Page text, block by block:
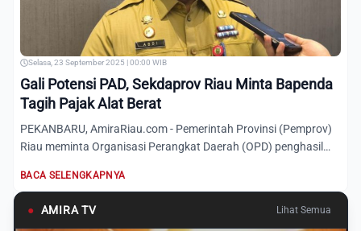
Selasa, 23 September 2025 | 00:00 WIB
Gali Potensi PAD, Sekdaprov Riau Minta Bapenda
Tagih Pajak Alat Berat
PEKANBARU, AmiraRiau.com - Pemerintah Provinsi (Pemprov)
Riau meminta Organisasi Perangkat Daerah (OPD) penghasil
BACA SELENGKAPNYA
● AMIRA TV Lihat Semua